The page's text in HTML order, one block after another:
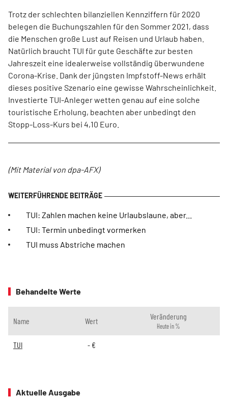
Trotz der schlechten bilanziellen Kennziffern für 2020
belegen die Buchungszahlen für den Sommer 2021, dass
die Menschen große Lust auf Reisen und Urlaub haben.
Natürlich braucht TUI für gute Geschäfte zur besten
Jahreszeit eine idealerweise vollständig überwundene
Corona-Krise. Dank der jüngsten Impfstoff-News erhält
dieses positive Szenario eine gewisse Wahrscheinlichkeit.
Investierte TUI-Anleger wetten genau auf eine solche
touristische Erholung, beachten aber unbedingt den
Stopp-Loss-Kurs bei 4,10 Euro.
(Mit Material von dpa-AFX)
TUI: Zahlen machen keine Urlaubslaune, aber...
TUI: Termin unbedingt vormerken
TUI muss Abstriche machen
Behandelte Werte
Name Wert Veränderung
Heute in %
TUI -€
Aktuelle Ausgabe